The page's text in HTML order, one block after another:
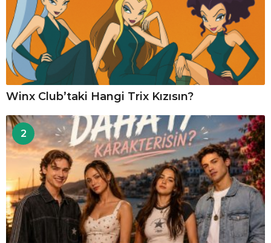
Winx Club’taki Hangi Trix Kızısın?
2